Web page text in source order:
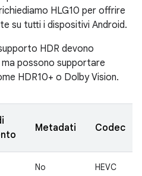
HLG10 per offrire
su tutti i dispositivi Android.
HDR devono
possono supportare
HDR10+ o Dolby Vision.
Metadati Codec
No HEVC